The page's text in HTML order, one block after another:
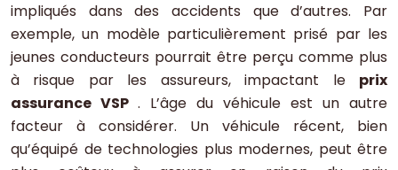
impliqués dans des accidents que d’autres. Par
exemple, un modèle particulièrement prisé par les
jeunes conducteurs pourrait être perçu comme plus
à risque par les assureurs, impactant le prix
assurance VSP . L’âge du véhicule est un autre
facteur à considérer. Un véhicule récent, bien
qu’équipé de technologies plus modernes, peut être